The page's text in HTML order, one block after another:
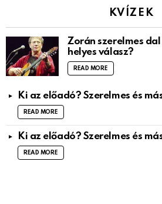
KVÍZEK
Zorán szerelmes dal
helyes válasz?
READ MORE
Ki az előadó? Szerelmes és
READ MORE
Ki az előadó? Szerelmes és
READ MORE